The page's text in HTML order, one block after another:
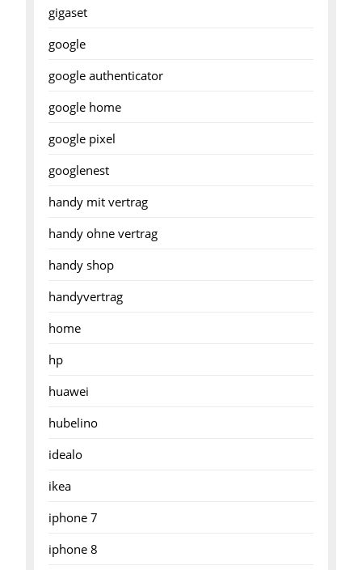
gigaset
google
google authenticator
google home
google pixel
googlenest
handy mit vertrag
handy ohne vertrag
handy shop
handyvertrag
home
hp
huawei
hubelino
idealo
ikea
iphone 7
iphone 8